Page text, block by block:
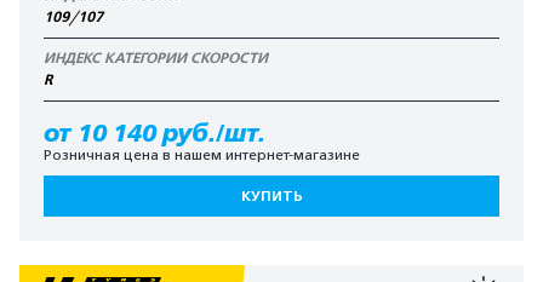
109/107
ИНДЕКС КАТЕГОРИИ СКОРОСТИ
R
от 10 140 руб./шт.
Розничная цена в нашем интернет-магазине
КУПИТЬ